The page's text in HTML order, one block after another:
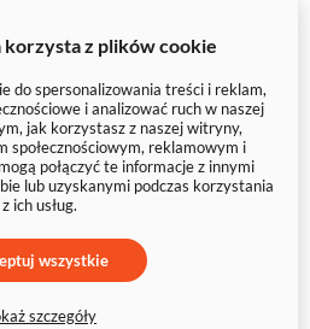
korzysta z plików cookie
do spersonalizowania treści i reklam,
i analizować ruch w naszej
jak korzystasz z naszej witryny,
społecznościowym, reklamowym i
połączyć te informacje z innymi
lub uzyskanymi podczas korzystania
z ich usług.
wszystkie
szczegóły